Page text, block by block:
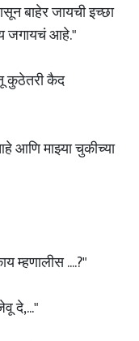
बाहेर जायची इच्छा
जगायचं आहे."
कुठेतरी कैद
आणि माझ्या चुकीच्या
म्हणालीस ....?"
दे,..."